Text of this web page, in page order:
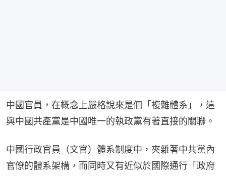
中國官員，在概念上嚴格說來是個「複雜體系」，這
與中國共產黨是中國唯一的執政黨有著直接的關聯。
中國行政官員（文官）體系制度中，夾雜著中共黨內
官僚的體系架構，而同時又有近似於國際通行「政府